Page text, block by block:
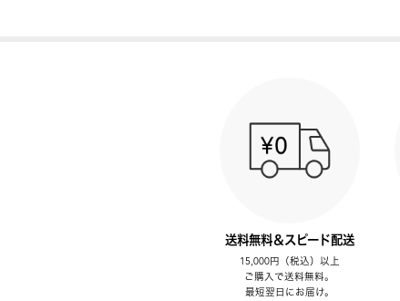
送料無料＆スピード配送
15,000円（税込）以上
ご購入で送料無料。
最短翌日にお届け。